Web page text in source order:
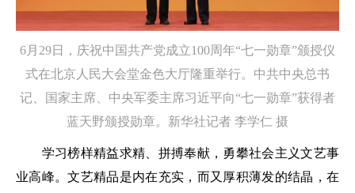
6月29日，庆祝中国共产党成立100周年“七一勋章”颁授仪
式在北京人民大会堂金色大厅隆重举行。中共中央总书
记、国家主席、中央军委主席习近平向“七一勋章”获得者
蓝天野颁授勋章。新华社记者 李学仁 摄
学习榜样精益求精、拼搏奉献，勇攀社会主义文艺事
业高峰。文艺精品是内在充实，而又厚积薄发的结晶，在